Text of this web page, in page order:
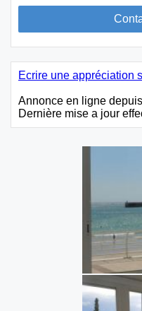
Ecrire une appréciation
Annonce en ligne
Dernière mise a jour